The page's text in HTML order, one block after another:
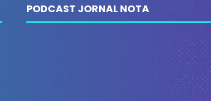
PODCAST JORNAL NOTA